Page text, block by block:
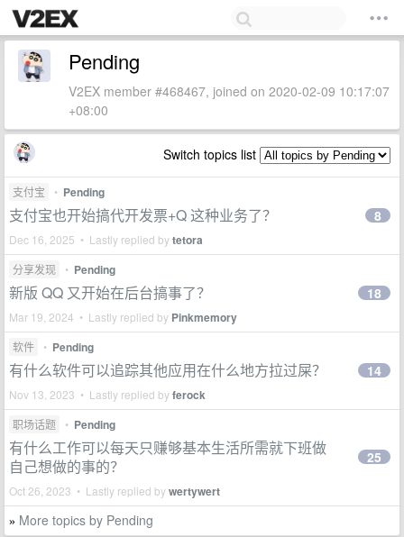
Pending
V2EX member #468467, joined on 2020-02-09 10:17:07
+08:00
Switch topics list
支付宝 • Pending
支付宝也开始搞代开发票+Q 这种业务了？
Dec 16, 2025 • Lastly replied bytetora
8
分享发现 • Pending
新版 QQ 又开始在后台搞事了？
Mar 19, 2024 • Lastly replied by Pinkmemory
18
软件 • Pending
有什么软件可以追踪其他应用在什么地方拉过屎？
Nov 13, 2023 • Lastly replied byferock
14
职场话题 • Pending
有什么工作可以每天只赚够基本生活所需就下班做
自己想做的事的？
Oct 26, 2023 • Lastly replied bywertywert
25
» More topics by Pending